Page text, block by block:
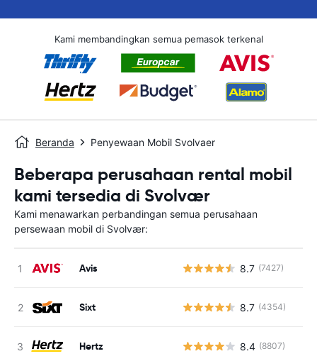
Kami membandingkan semua pemasok terkenal
Beranda Penyewaan Mobil Svolvaer
Beberapa perusahaan rental mobil
kami tersedia di Svolvær
Kami menawarkan perbandingan semua perusahaan
persewaan mobil di Svolvær:
Avis 8.7 (7427)
Sixt 8.7 (4354)
Hertz 8.4 (8807)